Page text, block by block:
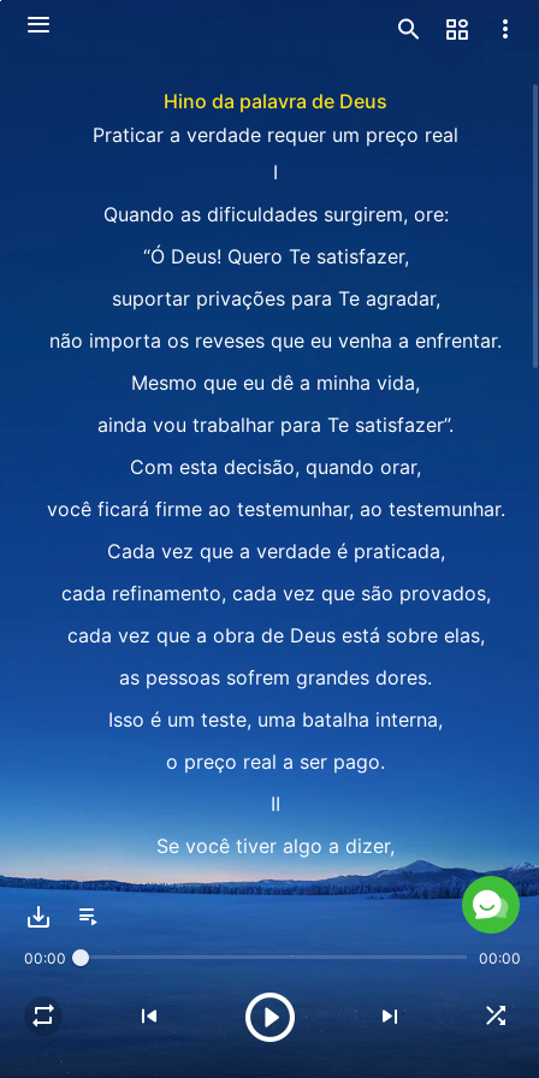
Hino da palavra de Deus
Praticar a verdade requer um preço real
I
Quando as dificuldades surgirem, ore:
“Ó Deus! Quero Te satisfazer,
suportar privações para Te agradar,
não importa os reveses que eu venha a enfrentar.
Mesmo que eu dê a minha vida,
ainda vou trabalhar para Te satisfazer”.
Com esta decisão, quando orar,
você ficará firme ao testemunhar, ao testemunhar.
Cada vez que a verdade é praticada,
cada refinamento, cada vez que são provados,
cada vez que a obra de Deus está sobre elas,
as pessoas sofrem grandes dores.
Isso é um teste, uma batalha interna,
o preço real a ser pago.
II
Se você tiver algo a dizer,
mas não se sente muito bem por dentro,
prefira sofrer e lutar internamente,
00:00 00:00